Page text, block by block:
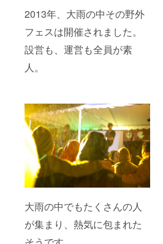
2013年、大雨の中その野外
フェスは開催されました。
設営も、運営も全員が素
人。
大雨の中でもたくさんの人
が集まり、熱気に包まれた